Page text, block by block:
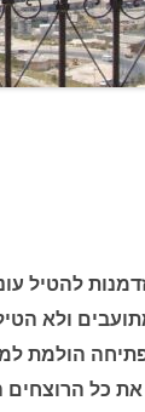
להטיל
ולא
פתיחה הולמת
כל הרוצחים